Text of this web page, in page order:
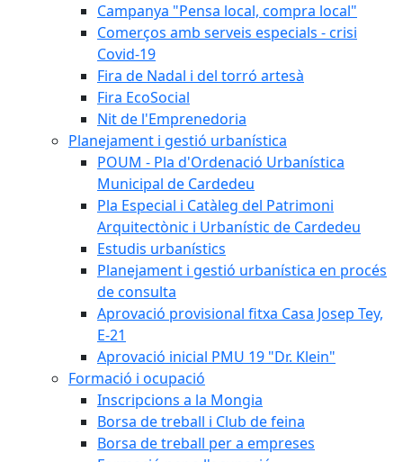
Campanya "Pensa local, compra local"
Comerços amb serveis especials - crisi
Covid-19
Fira de Nadal i del torró artesà
Fira EcoSocial
Nit de l'Emprenedoria
Planejament i gestió urbanística
POUM - Pla d'Ordenació Urbanística
Municipal de Cardedeu
Pla Especial i Catàleg del Patrimoni
Arquitectònic i Urbanístic de Cardedeu
Estudis urbanístics
Planejament i gestió urbanística en procés
de consulta
Aprovació provisional fitxa Casa Josep Tey,
E-21
Aprovació inicial PMU 19 "Dr. Klein"
Formació i ocupació
Inscripcions a la Mongia
Borsa de treball i Club de feina
Borsa de treball per a empreses